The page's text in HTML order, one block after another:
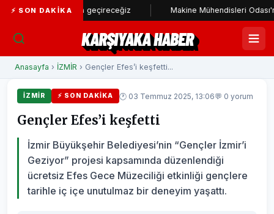
⚡ SON DAKIKA
hayata geçireceğiz Makine Mühendisleri Odası'ndan
KARŞIYAKA HABER
Anasayfa › İZMİR › Gençler Efes’i keşfetti...
İZMİR ⚡ SON DAKIKA 🕐 03 Temmuz 2025, 13:06💬 0 yorum
Gençler Efes’i keşfetti
İzmir Büyükşehir Belediyesi’nin “Gençler İzmir’i
Geziyor” projesi kapsamında düzenlendiği
ücretsiz Efes Gece Müzeciliği etkinliği gençlere
tarihle iç içe unutulmaz bir deneyim yaşattı.